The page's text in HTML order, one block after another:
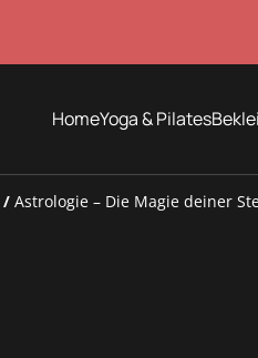
HomeYoga & Pilates
/ Astrologie – Die Magie deiner